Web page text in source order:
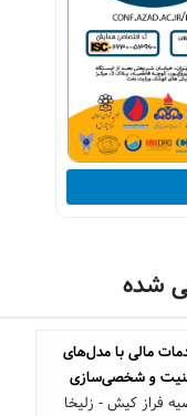
شده
مالی با مدل‌های
امنیت و شخصی‌سازی
فراز کیش - زلیخا